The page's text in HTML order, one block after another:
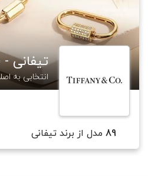
تیفانی - Tiffany & Co
انتخابی به
89 مدل از برند تیفانی